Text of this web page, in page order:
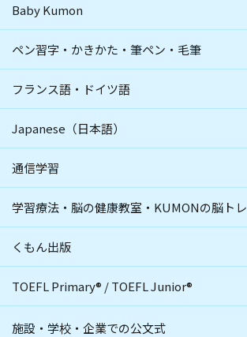
Baby Kumon
ペン習字・かきかた・筆ペン・毛筆
フランス語・ドイツ語
Japanese（日本語）
通信学習
学習療法・脳の健康教室・KUMONの脳トレ
くもん出版
TOEFL Primary® /TOEFL Junior®
施設・学校・企業での公文式